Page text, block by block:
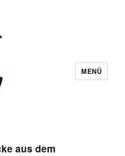
MENÜ
aus dem